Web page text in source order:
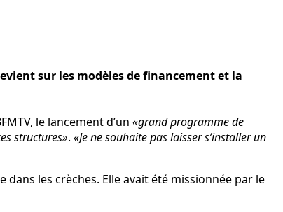
sur les modèles de financement et la
le lancement d’un «grand programme de
structures». «Je ne souhaite pas laisser s’installer un
dans les crèches. Elle avait été missionnée par le